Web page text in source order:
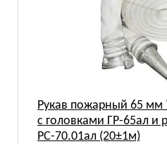
Рукав пожарный 65
с головками ГР-65ал и
РС-70.01ал (20±1м)